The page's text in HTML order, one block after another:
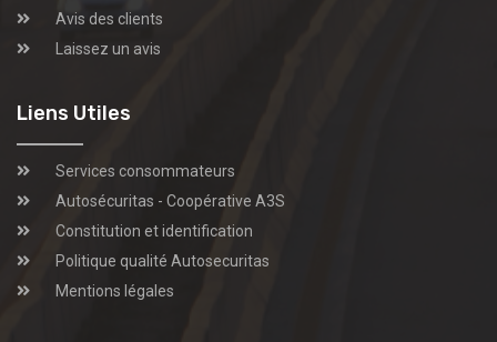
Avis des clients
Laissez un avis
Liens Utiles
Services consommateurs
Autosécuritas - Coopérative A3S
Constitution et identification
Politique qualité Autosecuritas
Mentions légales